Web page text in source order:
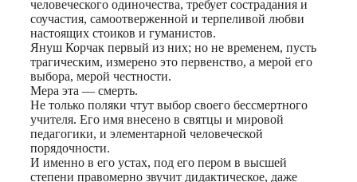
человеческого одиночества, требует сострадания и
соучастия, самоотверженной и терпеливой любви
настоящих стоиков и гуманистов.
Януш Корчак первый из них; но не временем, пусть
трагическим, измерено это первенство, а мерой его
выбора, мерой честности.
Мера эта — смерть.
Не только поляки чтут выбор своего бессмертного
учителя. Его имя внесено в святцы и мировой
педагогики, и элементарной человеческой
порядочности.
И именно в его устах, под его пером в высшей
степени правомерно звучит дидактическое, даже